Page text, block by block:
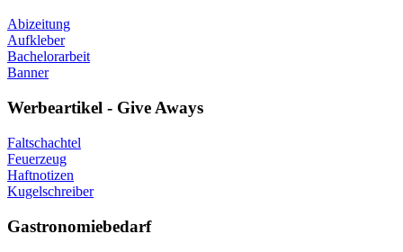
Abizeitung
Aufkleber
Bachelorarbeit
Banner
Werbeartikel - Give Aways
Faltschachtel
Feuerzeug
Haftnotizen
Kugelschreiber
Gastronomiebedarf